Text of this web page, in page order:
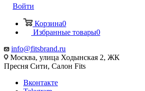
Войти
Корзина0
Избранные товары0
info@fitsbrand.ru
Москва, улица Ходынская 2, ЖК
Пресня Сити, Салон Fits
Вконтакте